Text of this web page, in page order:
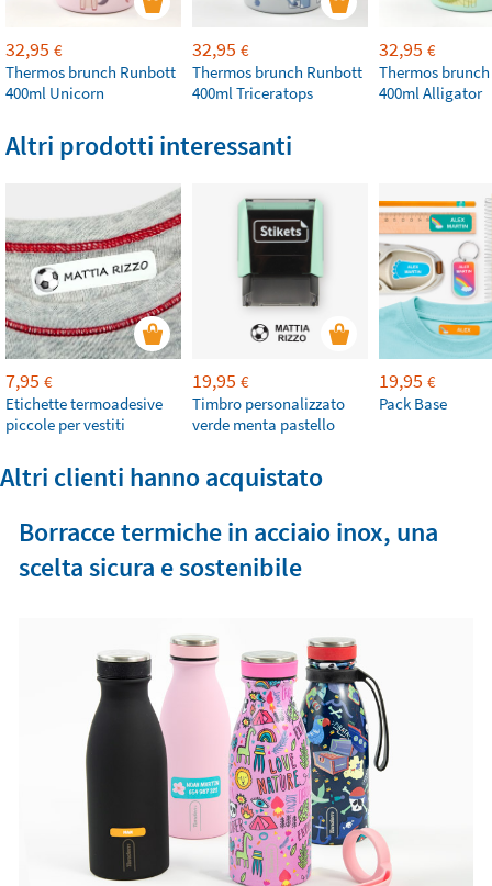
32,95 €
Thermos brunch Runbott
400ml Unicorn
32,95 €
Thermos brunch Runbott
400ml Triceratops
32,95 €
Thermos
400ml Alligator
Altri prodotti interessanti
7,95 €
Etichette termoadesive
piccole per vestiti
19,95 €
Timbro personalizzato
verde menta pastello
19,95 €
Pack Base
Altri clienti hanno acquistato
Borracce termiche in acciaio inox, una
scelta sicura e sostenibile